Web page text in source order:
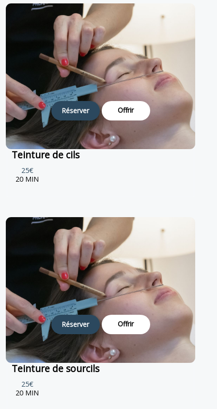
Réserver Offrir
Teinture de cils
25€
20 MIN
Réserver Offrir
Teinture de sourcils
25€
20 MIN